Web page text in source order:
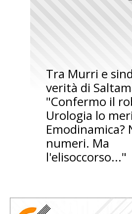
Tra Murri e
verità di
"Confermo il
Urologia lo
Emodinamica?
numeri. Ma
l'elisoccorso..."